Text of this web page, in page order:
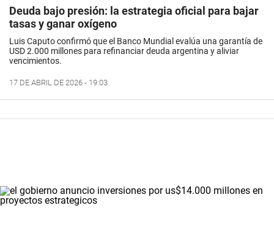
Deuda bajo presión: la estrategia oficial para bajar
tasas y ganar oxígeno
Luis Caputo confirmó que el Banco Mundial evalúa una garantía de
USD 2.000 millones para refinanciar deuda argentina y aliviar
vencimientos.
17 DE ABRIL DE 2026 - 19:03